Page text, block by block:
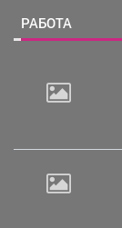
РАБОТА